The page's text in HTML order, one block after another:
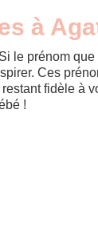
à
le prénom
Ces
fidèle à
!